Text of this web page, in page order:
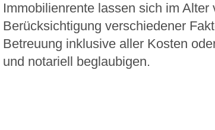
Immobilienrente lassen sich im
Berücksichtigung verschiedener
Betreuung inklusive aller Kosten
und notariell beglaubigen.